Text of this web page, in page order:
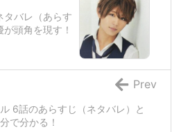
タバレ（あらす
頭角を現す！
6話のあらすじ（ネタバレ）と
で分かる！
Prev